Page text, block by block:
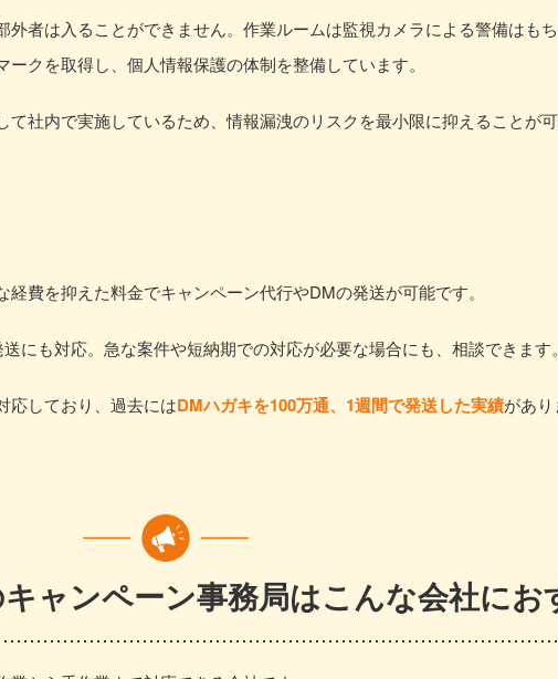
外者は入ることができません。作業ルームは監視カメラによる警備はも
クを取得し、個人情報保護の体制を整備しています。
社内で実施しているため、情報漏洩のリスクを最小限に抑えることが可
費を抑えた料金でキャンペーン代行やDMの発送が可能です。
にも対応。急な案件や短納期での対応が必要な場合にも、相談できます。
応しており、過去にはDMハガキを100万通、1週間で発送した実績があり
ャンペーン事務局はこんな会社にお